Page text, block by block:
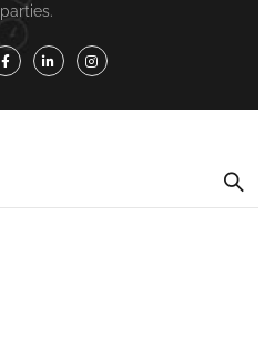
parties.